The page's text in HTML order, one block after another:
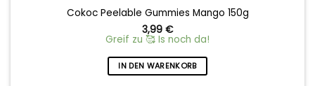
Cokoc Peelable Gummies Mango 150g
3,99 €
Greif zu 🥰 Is noch da!
IN DEN WARENKORB